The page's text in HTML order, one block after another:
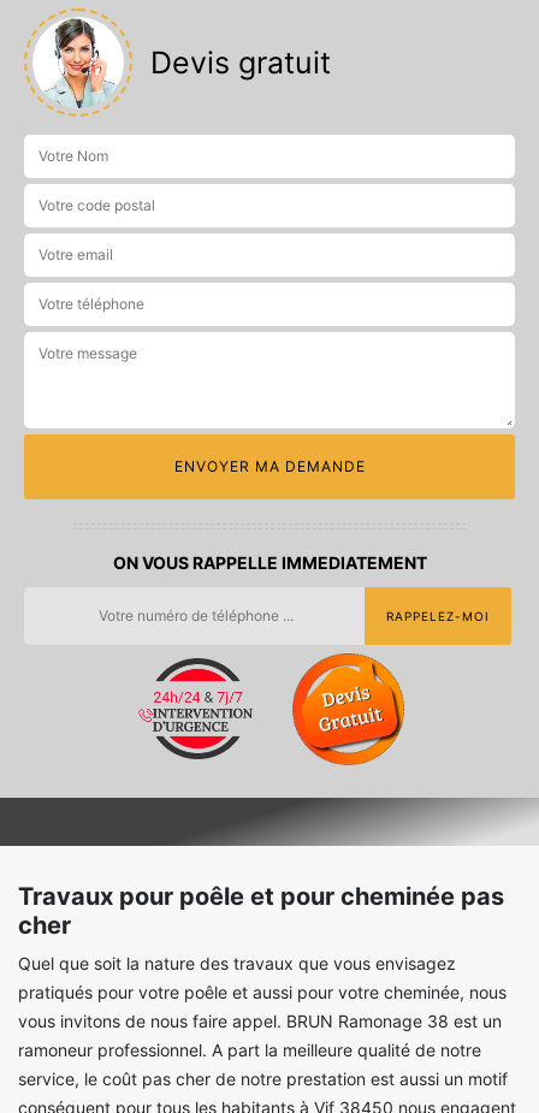
Devis gratuit
ON VOUS RAPPELLE IMMEDIATEMENT
Travaux pour poêle et pour cheminée pas
cher
Quel que soit la nature des travaux que vous envisagez
pratiqués pour votre poêle et aussi pour votre cheminée, nous
vous invitons de nous faire appel. BRUN Ramonage 38 est un
ramoneur professionnel. A part la meilleure qualité de notre
service, le coût pas cher de notre prestation est aussi un motif
conséquent pour tous les habitants à Vif 38450 nous engagent